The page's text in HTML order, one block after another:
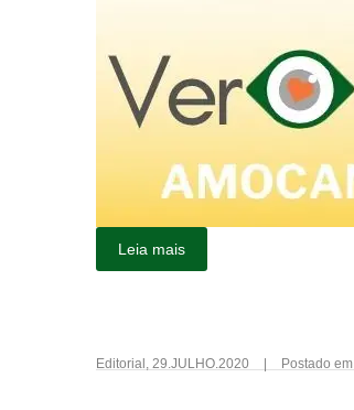
Leia mais
Editorial , 29.JULHO.2020 Postado em